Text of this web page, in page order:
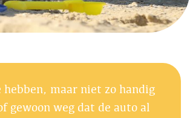
maar niet zo handig
gewoon weg dat de auto al